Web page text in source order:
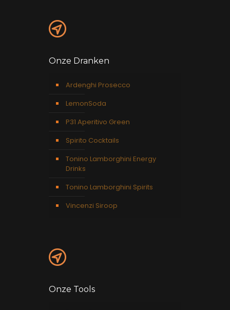
Onze Dranken
Ardenghi Prosecco
LemonSoda
P31 Aperitivo Green
Spirito Cocktails
Tonino Lamborghini Energy
Drinks
Tonino Lamborghini Spirits
Vincenzi Siroop
Onze Tools